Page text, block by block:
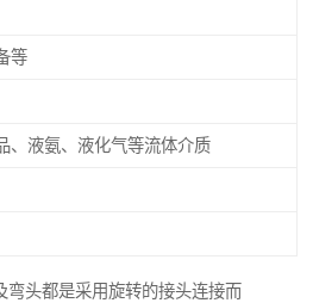
等
、液氨、液化气等流体介质
弯头都是采用旋转的接头连接而